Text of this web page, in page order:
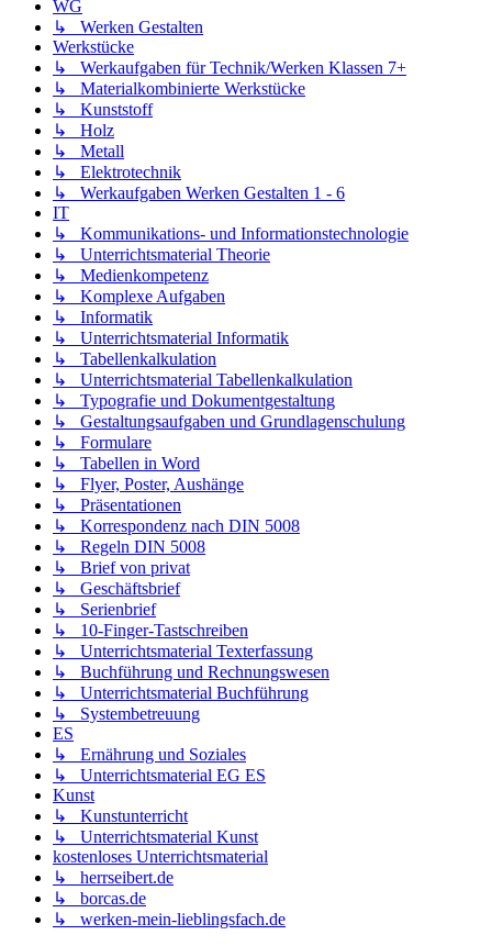
WG
↳ Werken Gestalten
Werkstücke
↳ Werkaufgaben für Technik/Werken Klassen 7+
↳ Materialkombinierte Werkstücke
↳ Kunststoff
↳ Holz
↳ Metall
↳ Elektrotechnik
↳ Werkaufgaben Werken Gestalten 1 - 6
IT
↳ Kommunikations- und Informationstechnologie
↳ Unterrichtsmaterial Theorie
↳ Medienkompetenz
↳ Komplexe Aufgaben
↳ Informatik
↳ Unterrichtsmaterial Informatik
↳ Tabellenkalkulation
↳ Unterrichtsmaterial Tabellenkalkulation
↳ Typografie und Dokumentgestaltung
↳ Gestaltungsaufgaben und Grundlagenschulung
↳ Formulare
↳ Tabellen in Word
↳ Flyer, Poster, Aushänge
↳ Präsentationen
↳ Korrespondenz nach DIN 5008
↳ Regeln DIN 5008
↳ Brief von privat
↳ Geschäftsbrief
↳ Serienbrief
↳ 10-Finger-Tastschreiben
↳ Unterrichtsmaterial Texterfassung
↳ Buchführung und Rechnungswesen
↳ Unterrichtsmaterial Buchführung
↳ Systembetreuung
ES
↳ Ernährung und Soziales
↳ Unterrichtsmaterial EG ES
Kunst
↳ Kunstunterricht
↳ Unterrichtsmaterial Kunst
kostenloses Unterrichtsmaterial
↳ herrseibert.de
↳ borcas.de
↳ werken-mein-lieblingsfach.de